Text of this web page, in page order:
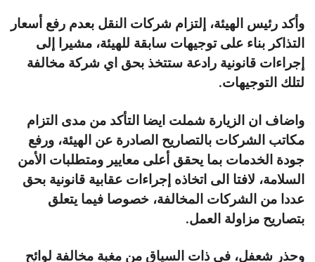
وأكد رئيس الهيئة، إلتزام شركات النقل بعدم رفع أسعار
التذاكر بناء على توجيهات سابقة للهيئة، مشيرا إلى
إجراءات قانونية رادعة ستتخذ بحق اي شركة مخالفة
لتلك التوجيهات.
واضاف ان الزيارة شملت ايضا التأكد من مدى التزام
مكاتب الشركات بالتصاريح الصادرة عن الهيئة، ورفع
جودة الخدمات بما يحقق أعلى معايير ومتطلبات الأمن
السلامة، لافتا الى اتخاذه إجراءات عقابية قانونية بحق
عددا من الشركات المخالفة، خصوصا فيما يتعلق
بتصاريح مزاولة العمل.
وحذر شعفل، في ذات السياق من مغبة مخالفة لوائح